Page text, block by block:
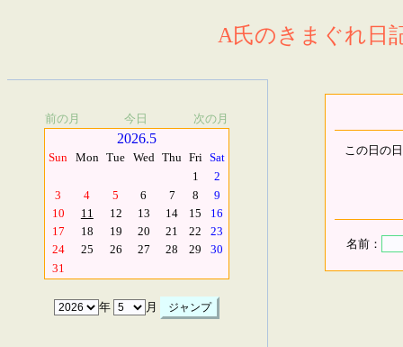
A氏のきまぐれ日
前の月 今日 次の月
2026.5
Sun Mon Tue Wed Thu Fri Sat
1
2
3
4 5 6 7 8
9
10
11 12 13 14 15
16
17
18 19 20 21 22
23
24
25 26 27 28 29
30
31
年 月
この日の
名前：